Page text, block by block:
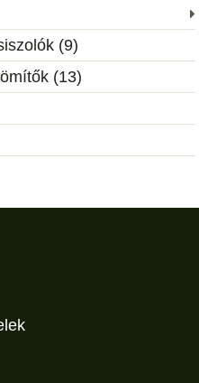
(9)
(13)